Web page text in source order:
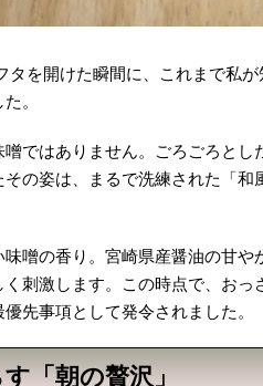
を開けた瞬間に、これまで私
。
ではありません。ごろごろとし
の姿は、まるで洗練された「和
噌の香り。宮崎県産醤油の甘や
刺激します。この時点で、おっ
先事項として発令されました。
「朝の贅沢」